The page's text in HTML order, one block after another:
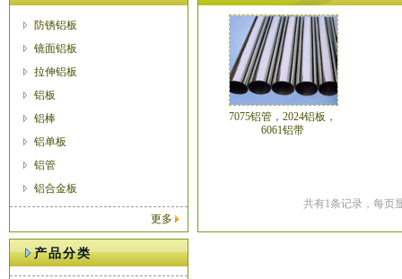
防锈铝板
镜面铝板
拉伸铝板
铝板
铝棒
铝单板
铝管
铝合金板
更多
产品分类
7075铝管，2024铝板，
6061铝带
共有1条记录，每页